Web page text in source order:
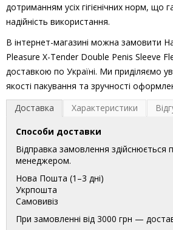
дотриманням усіх гігієнічних норм, що
надійність використання.
В інтернет-магазині можна замовити
Pleasure X-Tender Double Penis Sleeve
доставкою по Україні. Ми приділяємо
якості пакування та зручності
Доставка
Характеристики
Способи доставки
Відправка замовлення здійснюється
менеджером.
Нова Пошта (1–3 дні)
Укрпошта
Самовивіз
При замовленні від 3000 грн —